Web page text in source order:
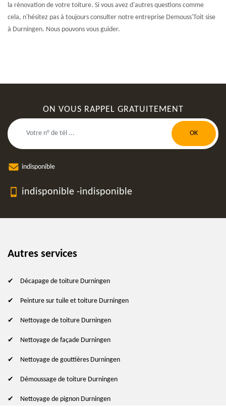
la rénovation de votre toiture. Si vous avez d'autres questions comme
cela, n'hésitez pas à toujours consulter notre entreprise Demouss'Toit sise
à Durningen. Nous pouvons vous guider.
ON VOUS RAPPEL GRATUITEMENT
indisponible
indisponible -indisponible
Autres services
Décapage de toiture Durningen
Peinture sur tuile et toiture Durningen
Nettoyage de toiture Durningen
Nettoyage de façade Durningen
Nettoyage de gouttières Durningen
Démoussage de toiture Durningen
Nettoyage de pignon Durningen